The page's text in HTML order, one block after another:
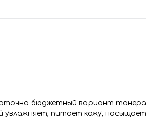
бюджетный вариант тонера
увлажняет, питает кожу,